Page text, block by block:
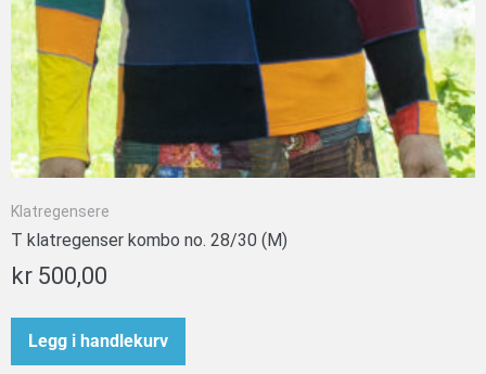
Klatregensere
T klatregenser kombo no. 28/30 (M)
kr 500,00
Legg i handlekurv